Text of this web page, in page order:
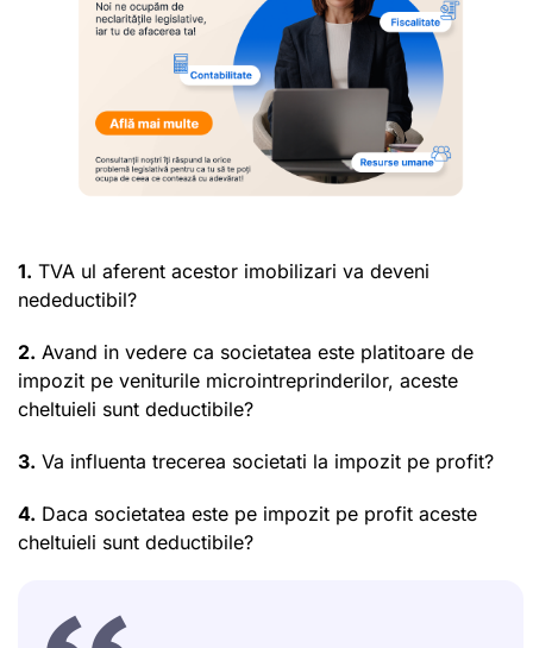
1. TVA ul aferent acestor imobilizari va deveni
nedeductibil?
2. Avand in vedere ca societatea este platitoare de
impozit pe veniturile microintreprinderilor, aceste
cheltuieli sunt deductibile?
3. Va influenta trecerea societati la impozit pe profit?
4. Daca societatea este pe impozit pe profit aceste
cheltuieli sunt deductibile?